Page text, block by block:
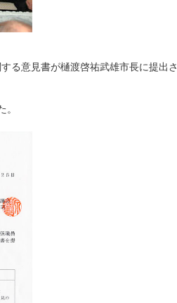
る意見書が樋渡啓祐武雄市長に提出さ